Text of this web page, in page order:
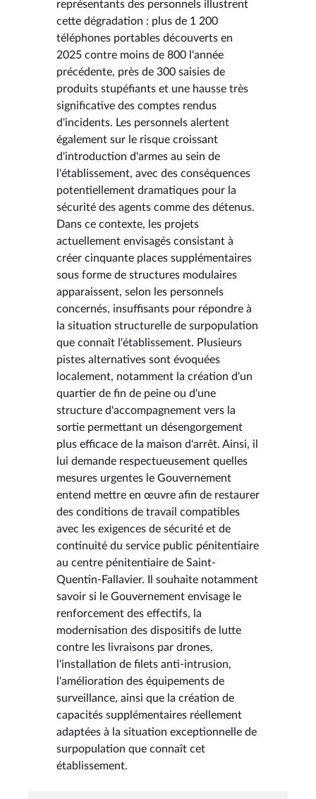
représentants des personnels illustrent
cette dégradation : plus de 1 200
téléphones portables découverts en
2025 contre moins de 800 l'année
précédente, près de 300 saisies de
produits stupéfiants et une hausse très
significative des comptes rendus
d'incidents. Les personnels alertent
également sur le risque croissant
d'introduction d'armes au sein de
l'établissement, avec des conséquences
potentiellement dramatiques pour la
sécurité des agents comme des détenus.
Dans ce contexte, les projets
actuellement envisagés consistant à
créer cinquante places supplémentaires
sous forme de structures modulaires
apparaissent, selon les personnels
concernés, insuffisants pour répondre à
la situation structurelle de surpopulation
que connaît l'établissement. Plusieurs
pistes alternatives sont évoquées
localement, notamment la création d'un
quartier de fin de peine ou d'une
structure d'accompagnement vers la
sortie permettant un désengorgement
plus efficace de la maison d'arrêt. Ainsi, il
lui demande respectueusement quelles
mesures urgentes le Gouvernement
entend mettre en œuvre afin de restaurer
des conditions de travail compatibles
avec les exigences de sécurité et de
continuité du service public pénitentiaire
au centre pénitentiaire de Saint-
Quentin-Fallavier. Il souhaite notamment
savoir si le Gouvernement envisage le
renforcement des effectifs, la
modernisation des dispositifs de lutte
contre les livraisons par drones,
l'installation de filets anti-intrusion,
l'amélioration des équipements de
surveillance, ainsi que la création de
capacités supplémentaires réellement
adaptées à la situation exceptionnelle de
surpopulation que connaît cet
établissement.